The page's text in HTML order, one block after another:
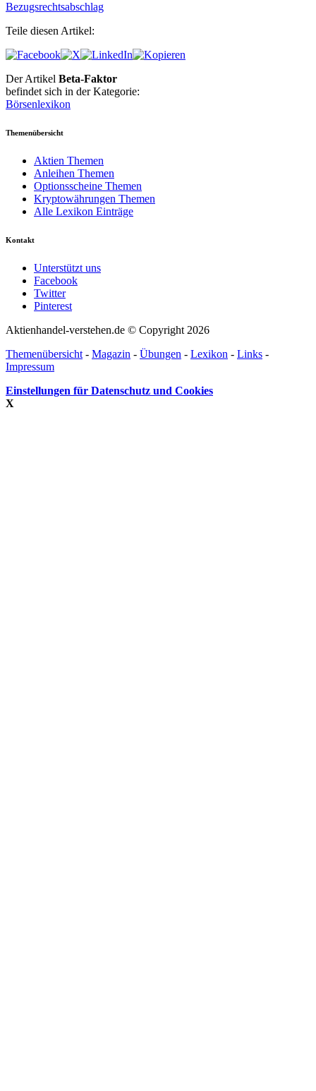
Bezugsrechtsabschlag
Teile diesen Artikel:
Der Artikel Beta-Faktor
befindet sich in der Kategorie:
Börsenlexikon
Themenübersicht
Aktien Themen
Anleihen Themen
Optionsscheine Themen
Kryptowährungen Themen
Alle Lexikon Einträge
Kontakt
Unterstützt uns
Facebook
Twitter
Pinterest
Aktienhandel-verstehen.de © Copyright 2026
Themenübersicht - Magazin - Übungen - Lexikon - Links -
Impressum
Einstellungen für Datenschutz und Cookies
X